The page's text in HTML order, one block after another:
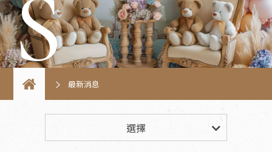
外送花束
外送背板
外送材料
佈置範例
S
最新消息
最新消息
選擇